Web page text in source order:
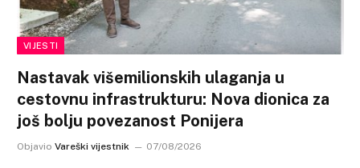
VIJESTI
Nastavak višemilionskih ulaganja u
cestovnu infrastrukturu: Nova dionica za
još bolju povezanost Ponijera
Objavio Vareški vijestnik 07/08/2026